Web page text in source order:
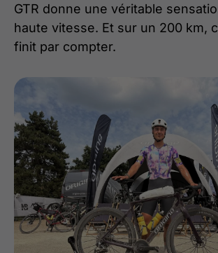
GTR donne une véritable
haute vitesse. Et sur un 200 km,
finit par compter.